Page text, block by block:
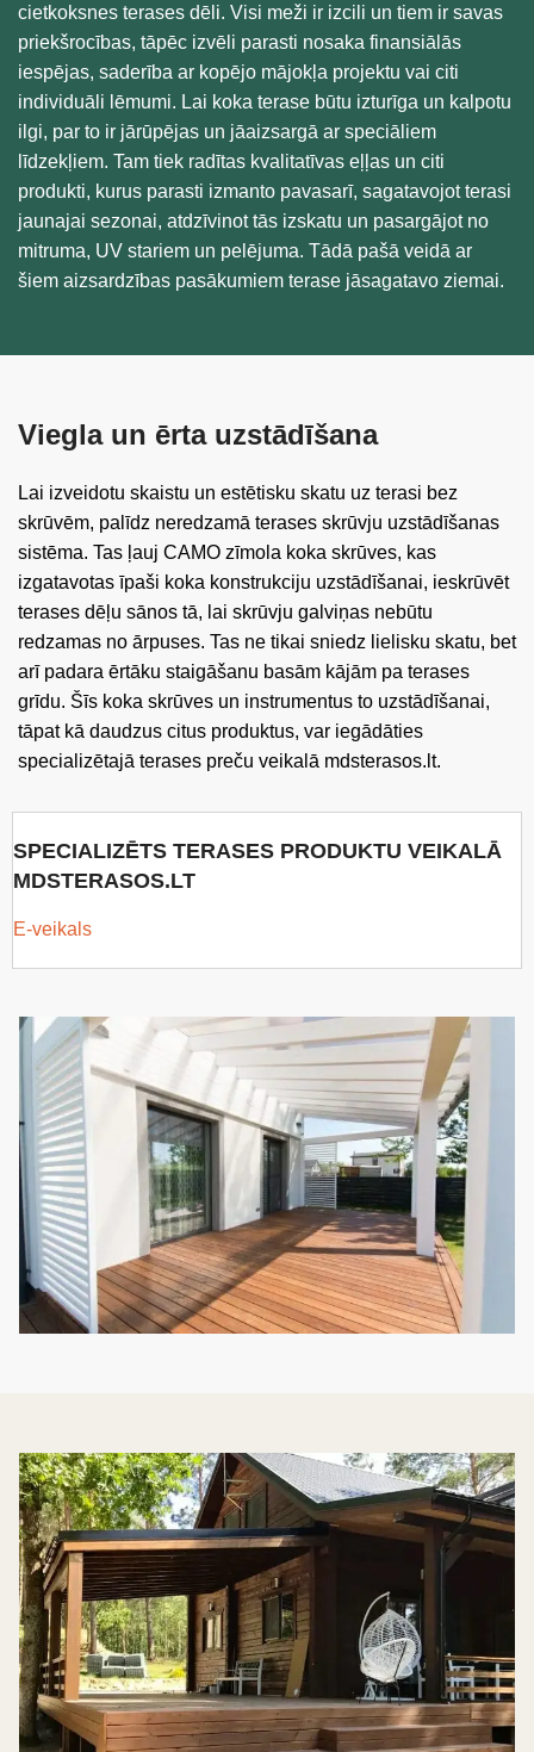
cietkoksnes terases dēli. Visi meži ir izcili un tiem ir savas
priekšrocības, tāpēc izvēli parasti nosaka finansiālās
iespējas, saderība ar kopējo mājokļa projektu vai citi
individuāli lēmumi. Lai koka terase būtu izturīga un kalpotu
ilgi, par to ir jārūpējas un jāaizsargā ar speciāliem
līdzekļiem. Tam tiek radītas kvalitatīvas eļļas un citi
produkti, kurus parasti izmanto pavasarī, sagatavojot terasi
jaunajai sezonai, atdzīvinot tās izskatu un pasargājot no
mitruma, UV stariem un pelējuma. Tādā pašā veidā ar
šiem aizsardzības pasākumiem terase jāsagatavo ziemai.
Viegla un ērta uzstādīšana
Lai izveidotu skaistu un estētisku skatu uz terasi bez
skrūvēm, palīdz neredzamā terases skrūvju uzstādīšanas
sistēma. Tas ļauj CAMO zīmola koka skrūves, kas
izgatavotas īpaši koka konstrukciju uzstādīšanai, ieskrūvēt
terases dēļu sānos tā, lai skrūvju galviņas nebūtu
redzamas no ārpuses. Tas ne tikai sniedz lielisku skatu, bet
arī padara ērtāku staigāšanu basām kājām pa terases
grīdu. Šīs koka skrūves un instrumentus to uzstādīšanai,
tāpat kā daudzus citus produktus, var iegādāties
specializētajā terases preču veikalā mdsterasos.lt.
SPECIALIZĒTS TERASES PRODUKTU VEIKALĀ
MDSTERASOS.LT
E-veikals